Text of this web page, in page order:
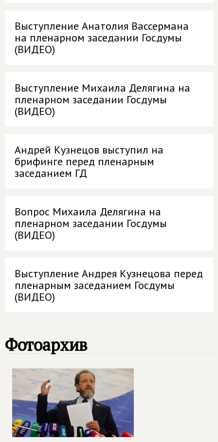
Выступление Анатолия Вассермана
на пленарном заседании Госдумы
(ВИДЕО)
Выступление Михаила Делягина на
пленарном заседании Госдумы
(ВИДЕО)
Андрей Кузнецов выступил на
брифинге перед пленарным
заседанием ГД
Вопрос Михаила Делягина на
пленарном заседании Госдумы
(ВИДЕО)
Выступление Андрея Кузнецова перед
пленарным заседанием Госдумы
(ВИДЕО)
Фотоархив